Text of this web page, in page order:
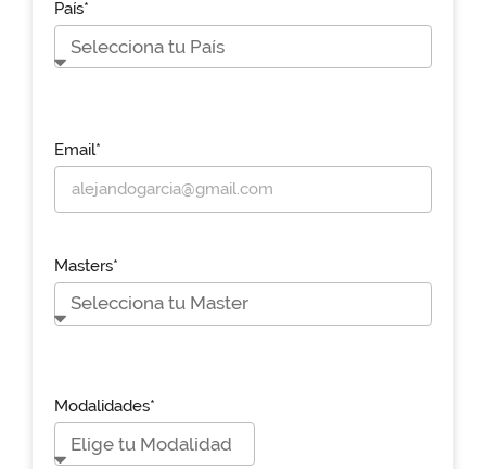
País*
Email*
Masters*
Modalidades*